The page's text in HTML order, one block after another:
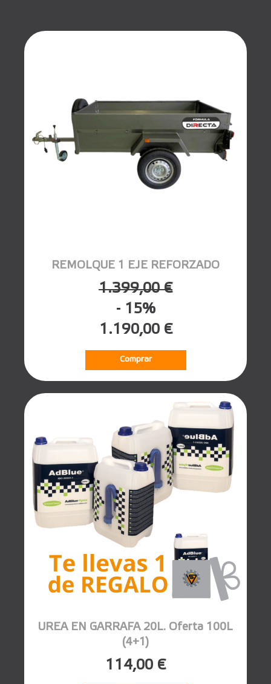
REMOLQUE 1 EJE REFORZADO
1.399,00 €
- 15%
1.190,00 €
Comprar
UREA EN GARRAFA 20L. Oferta 100L
(4+1)
114,00 €